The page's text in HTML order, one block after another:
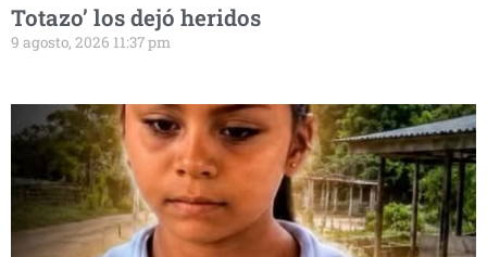
Totazo’ los dejó heridos
9 agosto, 2026 11:37 pm